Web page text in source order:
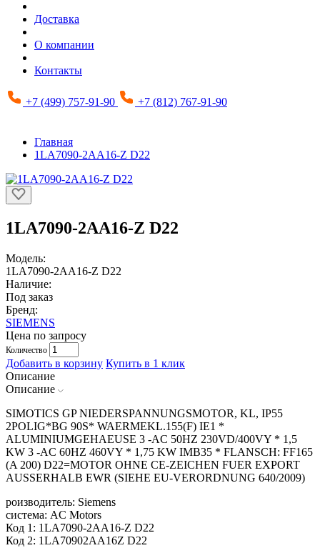
Доставка
О компании
Контакты
+7 (499) 757-91-90 +7 (812) 767-91-90
Главная
1LA7090-2AA16-Z D22
1LA7090-2AA16-Z D22
Модель:
1LA7090-2AA16-Z D22
Наличие:
Под заказ
Бренд:
SIEMENS
Цена по запросу
Количество
Добавить в корзину Купить в 1 клик
Описание
Описание
SIMOTICS GP NIEDERSPANNUNGSMOTOR, KL, IP55
2POLIG*BG 90S* WAERMEKL.155(F) IE1 *
ALUMINIUMGEHAEUSE 3 -AC 50HZ 230VD/400VY * 1,5
KW 3 -AC 60HZ 460VY * 1,75 KW IMB35 * FLANSCH: FF165
(A 200) D22=MOTOR OHNE CE-ZEICHEN FUER EXPORT
AUSSERHALB EWR (SIEHE EU-VERORDNUNG 640/2009)
роизводитель: Siemens
система: AC Motors
Код 1: 1LA7090-2AA16-Z D22
Код 2: 1LA70902AA16Z D22